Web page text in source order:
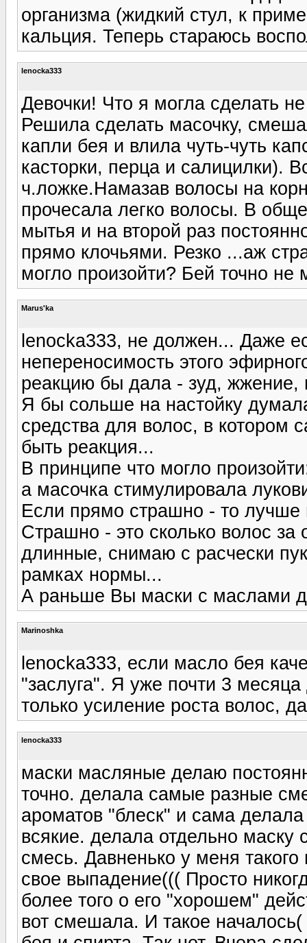
организма (жидкий стул, к
кальция. Теперь стараюсь
lenocka333
Девочки! Что я могла сделать
Решила сделать масочку,
капли бея и влила чуть-чуть
касторки, перца и салицилки).
ч.ложке.Намазав волосы на
прочесала легко волосы. В
мытья и на второй раз
прямо клочьями. Резко ...аж
могло произойти? Бей точно не
Marus'ka
lenocka333, не должен... Даже
непереносимость этого
реакцию бы дала - зуд,
Я бы сольше на настойку
средства для волос, в
быть реакция...
В принципе что могло
а масочка стимулировала
Если прямо страшно - то лучше
Страшно - это сколько волос
длинные, снимаю с расчески
рамках нормы...
А раньше Вы маски с маслами
Marinoshka
lenocka333, если масло бея
"заслуга". Я уже почти 3
только усиление роста волос,
lenocka333
маски масляные делаю
точно. делала самые разные
ароматов "блеск" и сама
всякие. делала отдельно маску
смесь. Давненько у меня
свое выпадение((( Просто
более того о его "хорошем"
вот смешала. И такое